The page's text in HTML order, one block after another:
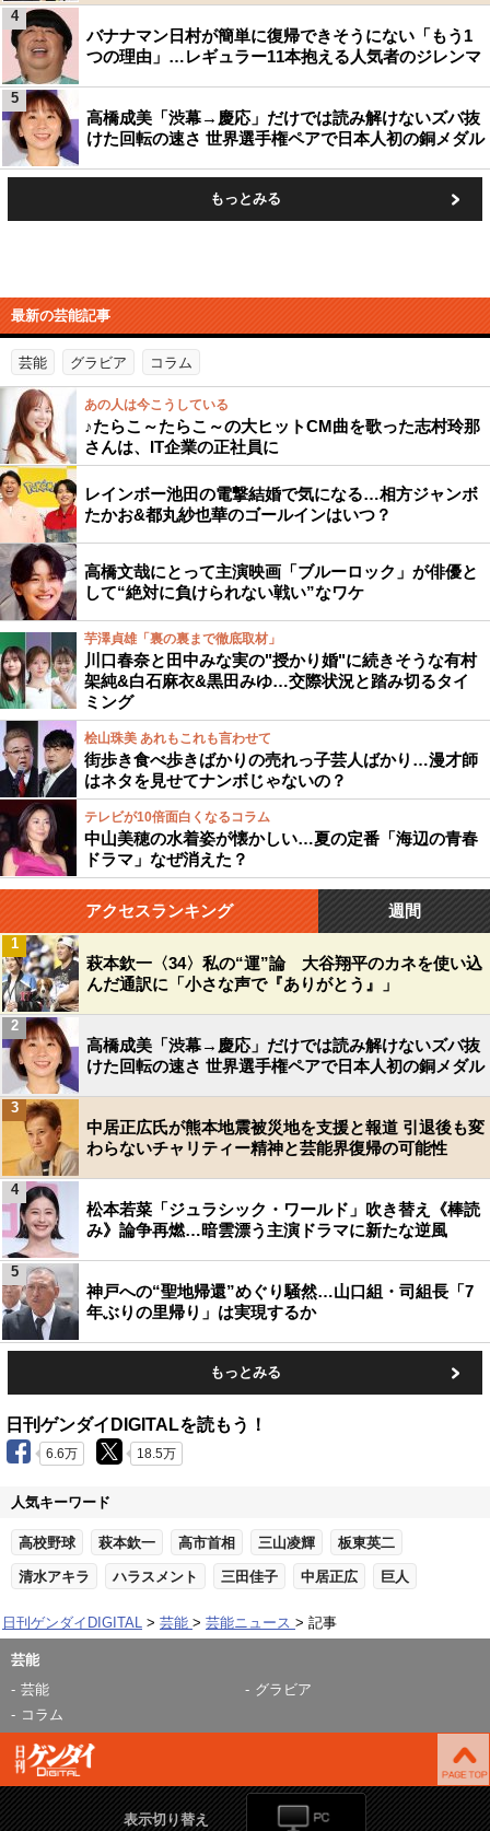
バナナマン日村が簡単に復帰できそうにない「もう1
つの理由」…レギュラー11本抱える人気者のジレンマ
4
高橋成美「渋幕→慶応」だけでは読み解けないズバ抜
けた回転の速さ 世界選手権ペアで日本人初の銅メダル
5
もっとみる
最新の芸能記事
芸能 グラビア コラム
あの人は今こうしている
♪たらこ～たらこ～の大ヒットCM曲を歌った志村玲那
さんは、IT企業の正社員に
レインボー池田の電撃結婚で気になる…相方ジャンボ
たかお&都丸紗也華のゴールインはいつ？
高橋文哉にとって主演映画「ブルーロック」が俳優と
して“絶対に負けられない戦い”なワケ
芋澤貞雄「裏の裏まで徹底取材」
川口春奈と田中みな実の"授かり婚"に続きそうな有村
架純&白石麻衣&黒田みゆ…交際状況と踏み切るタイ
ミング
桧山珠美 あれもこれも言わせて
街歩き食べ歩きばかりの売れっ子芸人ばかり…漫才師
はネタを見せてナンボじゃないの？
テレビが10倍面白くなるコラム
中山美穂の水着姿が懐かしい…夏の定番「海辺の青春
ドラマ」なぜ消えた？
アクセスランキング 週間
萩本欽一〈34〉私の“運”論 大谷翔平のカネを使い込
んだ通訳に「小さな声で『ありがとう』」
1
高橋成美「渋幕→慶応」だけでは読み解けないズバ抜
けた回転の速さ 世界選手権ペアで日本人初の銅メダル
2
中居正広氏が熊本地震被災地を支援と報道 引退後も変
わらないチャリティー精神と芸能界復帰の可能性
3
松本若菜「ジュラシック・ワールド」吹き替え《棒読
み》論争再燃…暗雲漂う主演ドラマに新たな逆風
4
神戸への“聖地帰還”めぐり騒然…山口組・司組長「7
年ぶりの里帰り」は実現するか
5
もっとみる
日刊ゲンダイDIGITALを読もう！
6.6万 18.5万
人気キーワード
高校野球 萩本欽一 高市首相 三山凌輝 板東英二
清水アキラ ハラスメント 三田佳子 中居正広 巨人
日刊ゲンダイDIGITAL 芸能 芸能ニュース 記事
芸能
芸能
グラビア
コラム
表示切り替え